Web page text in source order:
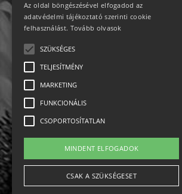
Impresszum-kapcsolat
Jogi nyilatkozat
Rólunk
Az oldal böngészésével elfogadod az
adatvédelmi tájékoztató szerinti cookie
felhasználást. Tovább olvasok
SZÜKSÉGES
TELJESÍTMÉNY
MARKETING
FUNKCIONÁLIS
CSOPORTOSÍTATLAN
MINDENT ELFOGADOK
CSAK A SZÜKSÉGESET